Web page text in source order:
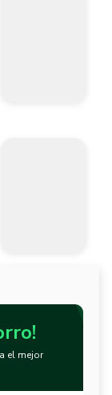
el mejor